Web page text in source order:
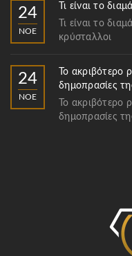
24
ΝΟΈ
Τι είναι το
Τι είναι το
κρύσταλλοι
24
ΝΟΈ
Το ακριβότερο
δημοπρασίες
Το ακριβότερο
δημοπρασίες